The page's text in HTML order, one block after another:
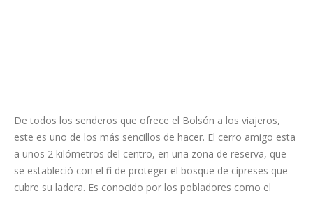
De todos los senderos que ofrece el Bolsón a los viajeros,
este es uno de los más sencillos de hacer. El cerro amigo esta
a unos 2 kilómetros del centro, en una zona de reserva, que
se estableció con el fin de proteger el bosque de cipreses que
cubre su ladera. Es conocido por los pobladores como el